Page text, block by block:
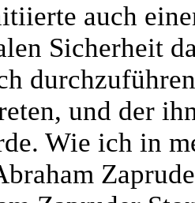
auch
Sicherheit
und der
Wie ich in